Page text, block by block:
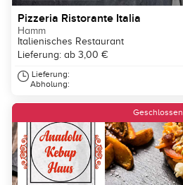
Pizzeria Ristorante Italia
Hamm
Italienisches Restaurant
Lieferung: ab 3,00 €
Lieferung:
Abholung:
Geschlossen